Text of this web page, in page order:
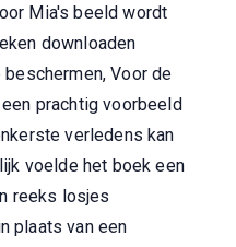
Mia's beeld wordt
downloaden
Voor de
prachtig voorbeeld
verledens kan
voelde het boek een
reeks losjes
plaats van een